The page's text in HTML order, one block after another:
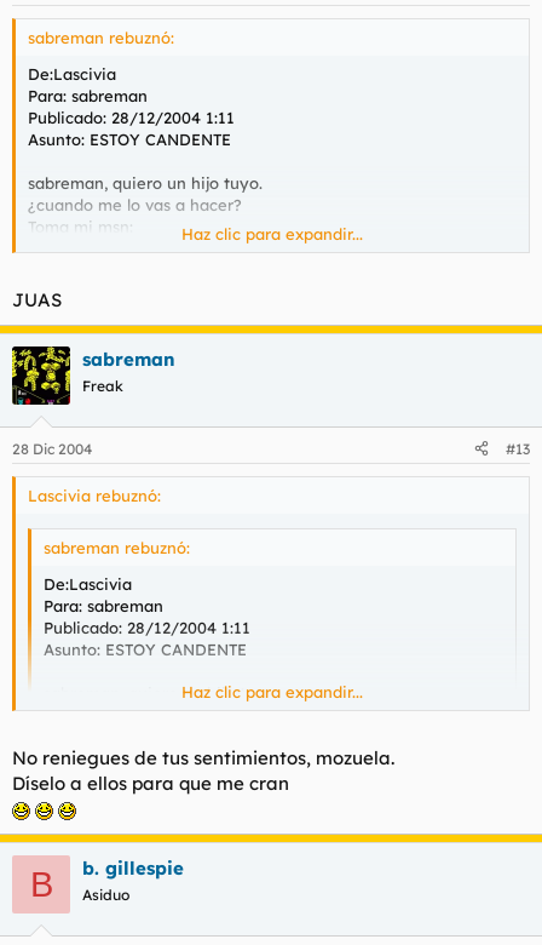
sabreman rebuznó:
De:Lascivia
Para: sabreman
Publicado: 28/12/2004 1:11
Asunto: ESTOY CANDENTE
sabreman, quiero un hijo tuyo.
¿cuando me lo vas a hacer?
Toma mi msn:
Un besin.
Haz clic para expandir...
JUAS
sabreman
Freak
28 Dic 2004 #13
Lascivia rebuznó:
sabreman rebuznó:
De:Lascivia
Para: sabreman
Publicado: 28/12/2004 1:11
Asunto: ESTOY CANDENTE
sabreman, quiero un hijo tuyo.
¿cuando me lo vas a hacer?
xxxxxxxx@hotmail.com
Un besin.
JUAS
Haz clic para expandir...
No reniegues de tus sentimientos, mozuela.
Díselo a ellos para que me cran
B b. gillespie
Asiduo